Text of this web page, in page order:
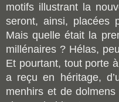
motifs illustrant la
seront, ainsi, placées
Mais quelle était la
millénaires ? Hélas,
Et pourtant, tout porte
a reçu en héritage,
menhirs et de